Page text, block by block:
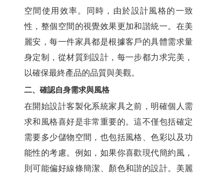
空間使用效率。同時，由於設計風格的一致
性，整個空間的視覺效果更加和諧統一。在美
麗安，每一件家具都是根據客戶的具體需求量
身定制，從材質到設計，每一步都力求完美，
以確保最終產品的品質與美觀。
二、確認自身需求與風格
在開始設計客製化系統家具之前，明確個人需
求和風格喜好是非常重要的。這不僅包括確定
需要多少儲物空間，也包括風格、色彩以及功
能性的考慮。例如，如果你喜歡現代簡約風，
則可能偏好線條簡潔、顏色和諧的設計。美麗